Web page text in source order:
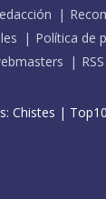
Política de
RSS
Chistes |